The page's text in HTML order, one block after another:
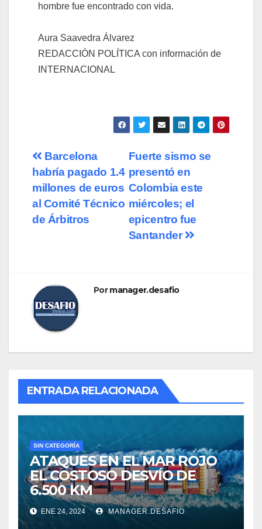
hombre fue encontrado con vida.
Aura Saavedra Álvarez
REDACCIÓN POLÍTICA con información de
INTERNACIONAL
Fuerte sismo se
presentó en
Colombia este
miércoles; el
epicentro fue
Santander
Barcelona
habría pagado 1.4
millones de euros
al Comité Técnico
de Árbitros
Pormanager.desafio
ENTRADA RELACIONADA
SIN CATEGORÍA
ATAQUES EN EL MAR ROJO
EL COSTOSO DESVÍO DE
6.500 KM
ENE 24, 2024 MANAGER.DESAFIO